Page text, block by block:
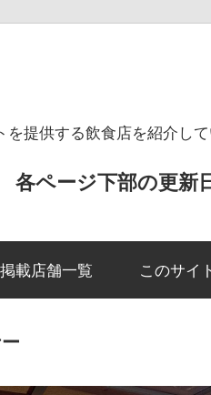
提供する飲食店を紹介して
各ページ下部の更新
掲載店舗一覧 このサイ